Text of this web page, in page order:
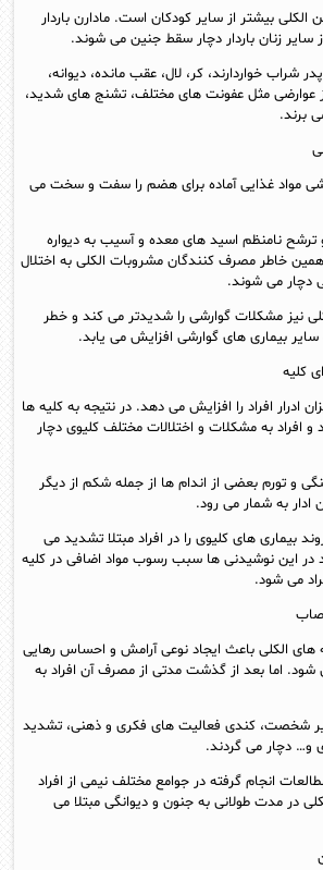
الکلی بیشتر از سایر کودکان است. مادارن باردار
سایر زنان باردار دچار سقط جنین می شوند.
شراب خواردارند، کر، لال، عقب مانده، دیوانه،
مثل عفونت های مختلف، تشنج های شدید،
برند.
مواد غذایی آماده برای هضم را سفت و سخت می
نامنظم اسید های معده و آسیب به دیواره
خاطر مصرف کنندگان مشروبات الکلی به اختلال
دچار می شوند.
نیز مشکلات گوارشی را شدیدتر می کند و خطر
سایر بیماری های گوارشی افزایش می یابد.
کلیه
ادرار افراد را افزایش می دهد. در نتیجه به کلیه ها
افراد به مشکلات و اختلالات مختلف کلیوی دچار
و تورم بعضی از اندام ها از جمله شکم از دیگر
ادار به شمار می رود.
بیماری های کلیوی را در افراد مبتلا تشدید می
در این نوشیدنی ها سبب رسوب مواد اضافی در کلیه
می شود.
الکلی باعث ایجاد نوعی آرامش و احساس رهایی
شود. اما بعد از گذشت مدتی از مصرف آن افراد به
شخصت، کندی فعالیت های فکری و ذهنی، تشدید
و… دچار می گردند.
انجام گرفته در جوامع مختلف نیمی از افراد
در مدت طولانی به جنون و دیوانگی مبتلا می